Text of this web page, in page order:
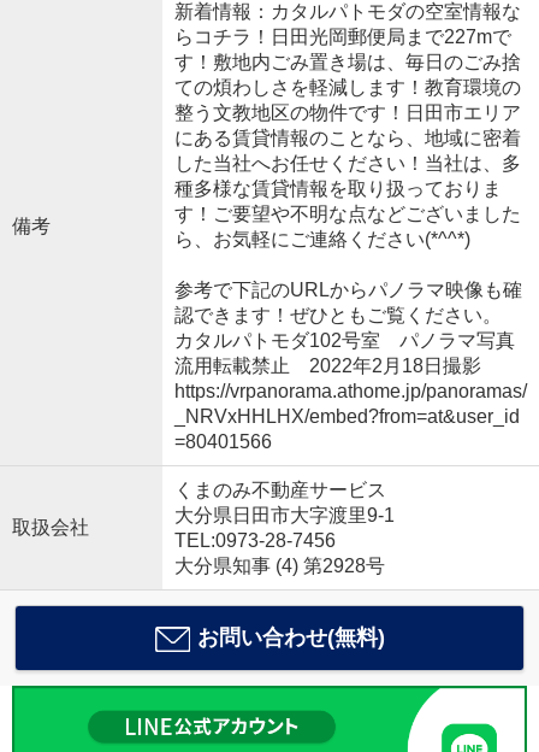
備考
新着情報：カタルパトモダの空室情報な
らコチラ！日田光岡郵便局まで227mで
す！敷地内ごみ置き場は、毎日のごみ捨
ての煩わしさを軽減します！教育環境の
整う文教地区の物件です！日田市エリア
にある賃貸情報のことなら、地域に密着
した当社へお任せください！当社は、多
種多様な賃貸情報を取り扱っておりま
す！ご要望や不明な点などございました
ら、お気軽にご連絡ください(*^^*)
参考で下記のURLからパノラマ映像も確
認できます！ぜひともご覧ください。
カタルパトモダ102号室 パノラマ写真
流用転載禁止 2022年2月18日撮影
https://vrpanorama.athome.jp/panoramas/
_NRVxHHLHX/embed?from=at&user_id
=80401566
取扱会社
くまのみ不動産サービス
大分県日田市大字渡里9-1
TEL:0973-28-7456
大分県知事 (4) 第2928号
お問い合わせ(無料)